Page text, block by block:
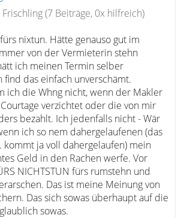
Frischling(7 Beiträge, 0x hilfreich)
nixtun. Hätte genauso gut im
von der Vermieterin stehn
ich meinen Termin selber
find das einfach unverschämt.
ich die Whng nicht, wenn der Makler
verzichtet oder die von mir
bezahlt. Ich jedenfalls nicht - Wär
ich so nem dahergelaufenen (das
kommt ja voll dahergelaufen) mein
Geld in den Rachen werfe. Vor
NICHTSTUN fürs rumstehn und
Das ist meine Meinung von
Das sich sowas überhaupt auf die
sowas.